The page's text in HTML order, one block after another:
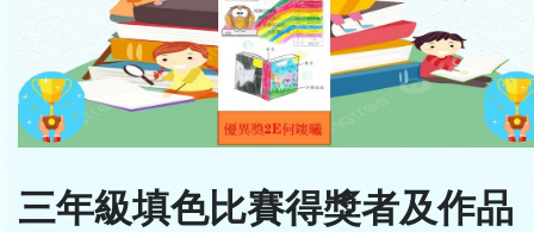
三年級填色比賽得獎者及作品